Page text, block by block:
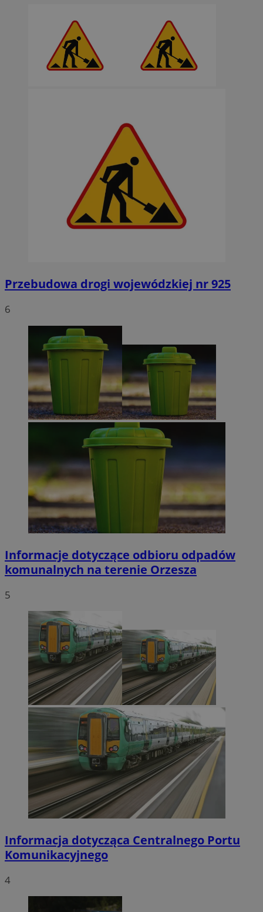
Przebudowa drogi wojewódzkiej nr 925
6
Informacje dotyczące odbioru odpadów
komunalnych na terenie Orzesza
5
Informacja dotycząca Centralnego Portu
Komunikacyjnego
4